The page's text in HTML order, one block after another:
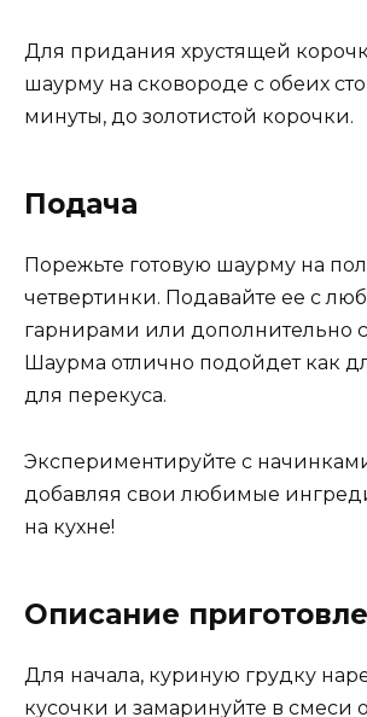
Для придания хрустящей
шаурму на сковороде с обеих
минуты, до золотистой корочки.
Подача
Порежьте готовую шаурму на
четвертинки. Подавайте ее с
гарнирами или дополнительно
Шаурма отлично подойдет как
для перекуса.
Экспериментируйте с
добавляя свои любимые
на кухне!
Описание
Для начала, куриную грудку
кусочки и замаринуйте в смеси